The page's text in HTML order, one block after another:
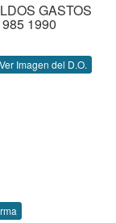
GASTOS
1990
Ver Imagen del D.O.